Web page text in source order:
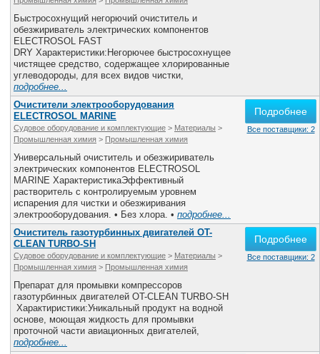
Быстросохнущий негорючий очиститель и
обезжириватель электрических компонентов
ELECTROSOL FAST
DRY Характеристики:Негорючее быстросохнущее
чистящее средство, содержащее хлорированные
углеводороды, для всех видов чистки,
подробнее...
Очистители электрооборудования
ELECTROSOL MARINE
Судовое оборудование и комплектующие > Материалы >
Промышленная химия > Промышленная химия
Универсальный очиститель и обезжириватель
электрических компонентов ELECTROSOL
MARINE ХарактеристикаЭффективный
растворитель с контролируемым уровнем
испарения для чистки и обезжиривания
электрооборудования. • Без хлора. • подробнее...
Подробнее
Все поставщики: 2
Очиститель газотурбинных двигателей OT-
CLEAN TURBO-SH
Судовое оборудование и комплектующие > Материалы >
Промышленная химия > Промышленная химия
Препарат для промывки компрессоров
газотурбинных двигателей OT-CLEAN TURBO-SH
Характиристики:Уникальный продукт на водной
основе, моющая жидкость для промывки
проточной части авиационных двигателей,
подробнее...
Подробнее
Все поставщики: 2